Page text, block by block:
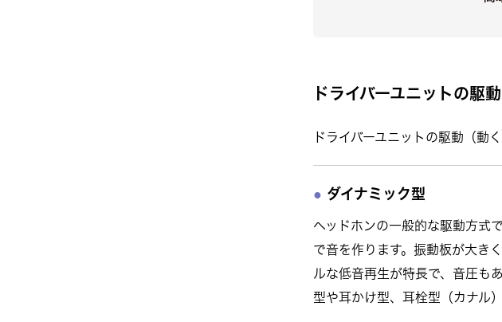
ドライバーユニットの駆
ドライバーユニットの駆動（動
ダイナミック型
ヘッドホンの一般的な駆動方式
で音を作ります。振動板が大き
ルな低音再生が特長で、音圧も
型や耳かけ型、耳栓型（カナル